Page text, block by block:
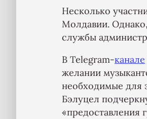
Несколько
Молдавии.
службы
В Telegram-канале
желании
необходимые для
Бэлуцел
«предоставления